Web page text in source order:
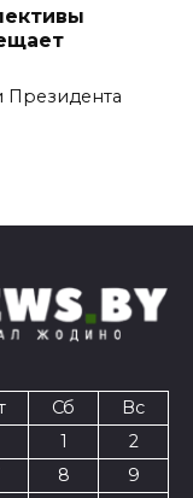
Президента
Сб
Вс
1
2
8
9